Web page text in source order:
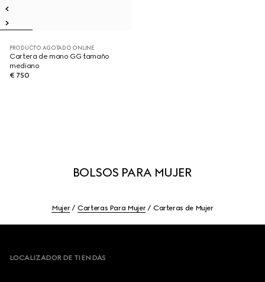
PRODUCTO AGOTADO ONLINE
Cartera de mano GG tamaño
mediano
€ 750
BOLSOS PARA MUJER
Mujer Carteras Para Mujer Carteras de Mujer
LOCALIZADOR DE TIENDAS